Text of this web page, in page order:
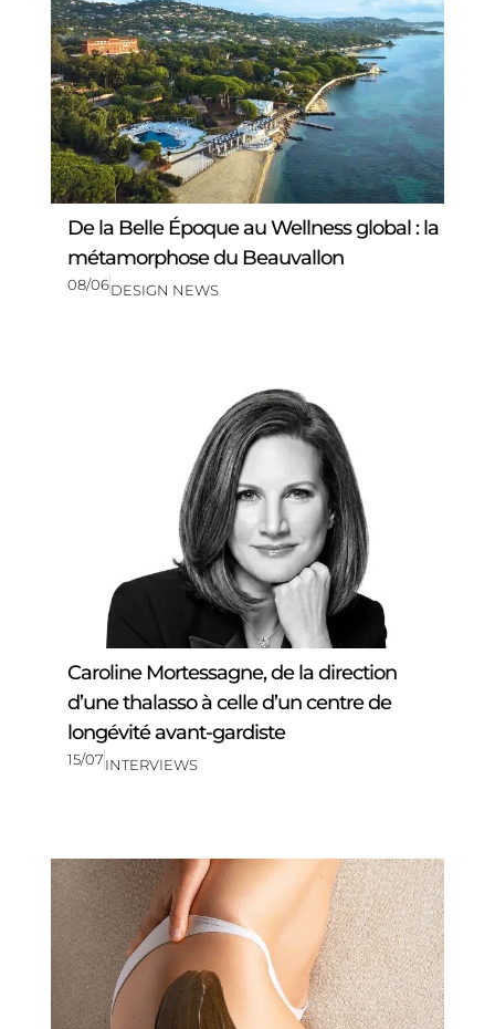
De la Belle Époque au Wellness global : la
métamorphose du Beauvallon
08/06DESIGN NEWS
Caroline Mortessagne, de la direction
d’une thalasso à celle d’un centre de
longévité avant-gardiste
15/07INTERVIEWS